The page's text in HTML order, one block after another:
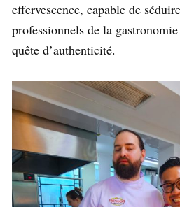
effervescence, capable de
professionnels de la
quête d’authenticité.